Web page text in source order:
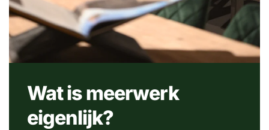
Wat is meerwerk
eigenlijk?